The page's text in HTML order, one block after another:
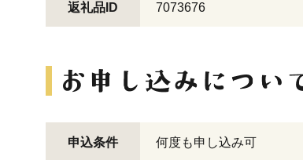
返礼品ID 7073676
申込条件 何度も申し込み可